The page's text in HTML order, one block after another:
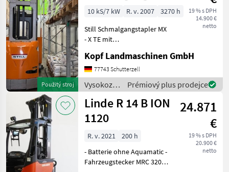
Použitý stroj
MX X TE mit
Schw
19 % s DPH
14.900 €
netto
10 kS/7 kW R. v. 2007
3270 h
Still Schmalgangstapler MX
- X TE mit
16745) Baujahr 12/2007
Elektro-Schmalgangstapler
Modell MX X TE
Schwenkhubgabel 3.270
Betriebsstunden
Kopf Landmaschinen GmbH
77743 Schutterzell
Vysokozdvižné
vozíky a
skladová
technika /
Still
Prémiový plus prodejce
Linde R 14 B ION
1120
24.871
€
19 % s DPH
20.900 €
netto
R. v. 2021
200 h
- Batterie ohne Aquamatic -
Fahrzeugstecker MRC 320A -